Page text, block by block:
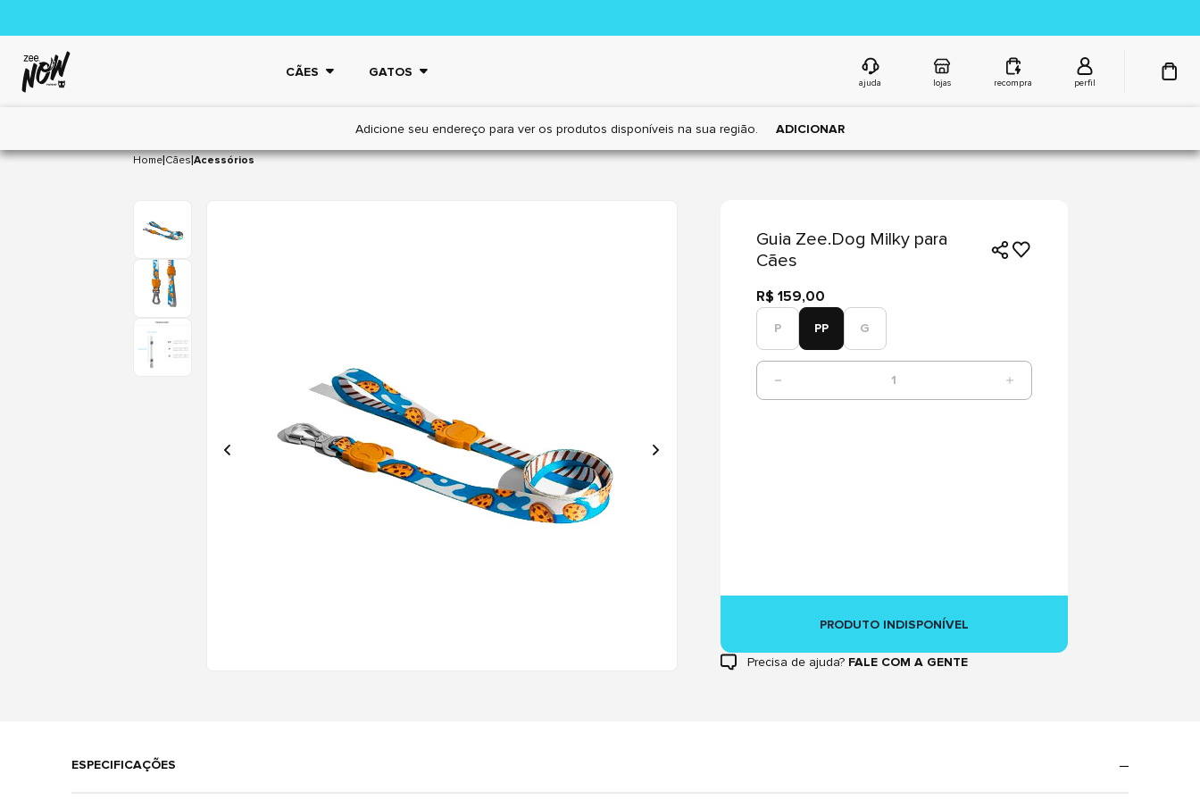
CÃES GATOS
ajuda lojas recompra perfil
Adicione seu endereço para ver os produtos disponíveis na sua região. ADICIONAR
Home|Cães|Acessórios
Guia Zee.Dog Milky para
Cães
R$ 159,00
P PP G
1
PRODUTO INDISPONÍVEL
Precisa de ajuda? FALE COM A GENTE
ESPECIFICAÇÕES